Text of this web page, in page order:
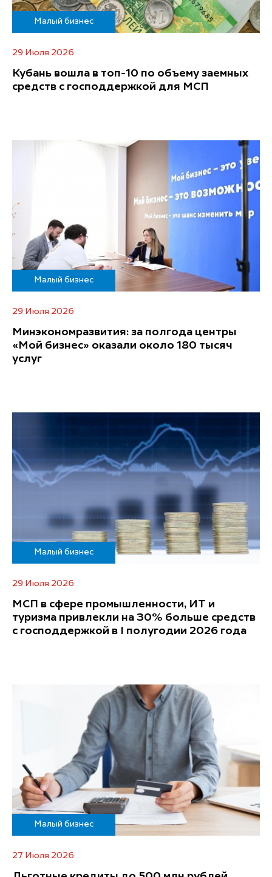
Малый бизнес
29 Июля 2026
Кубань вошла в топ-10 по объему заемных
средств с господдержкой для МСП
Малый бизнес
29 Июля 2026
Минэкономразвития: за полгода центры
«Мой бизнес» оказали около 180 тысяч
услуг
Малый бизнес
29 Июля 2026
МСП в сфере промышленности, ИТ и
туризма привлекли на 30% больше средств
с господдержкой в I полугодии 2026 года
Малый бизнес
27 Июля 2026